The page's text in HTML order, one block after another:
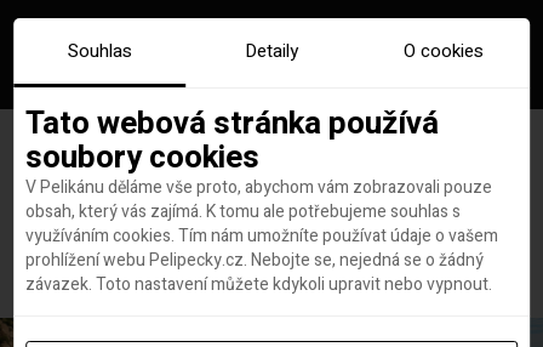
Hlavní stránka koronavitu
Štítek:koronavitu
Souhlas Detaily O cookies
Tato webová stránka používá
soubory cookies
V Pelikánu děláme vše proto, abychom vám zobrazovali pouze
obsah, který vás zajímá. K tomu ale potřebujeme souhlas s
využíváním cookies. Tím nám umožníte používat údaje o vašem
prohlížení webu Pelipecky.cz. Nebojte se, nejedná se o žádný
závazek. Toto nastavení můžete kdykoli upravit nebo vypnout.